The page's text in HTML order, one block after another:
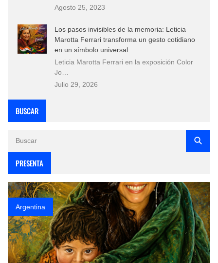
Agosto 25, 2023
Los pasos invisibles de la memoria: Leticia
Marotta Ferrari transforma un gesto cotidiano
en un símbolo universal
Leticia Marotta Ferrari en la exposición Color
Jo…
Julio 29, 2026
BUSCAR
PRESENTA
Argentina